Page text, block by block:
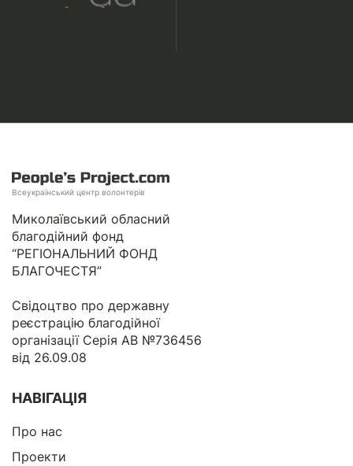
Всеукраїнський центр волонтерів
Миколаївський обласний
благодійний фонд
“РЕГІОНАЛЬНИЙ ФОНД
БЛАГОЧЕСТЯ”
Свідоцтво про державну
реєстрацію благодійної
організації Серія АВ №736456
від 26.09.08
НАВІГАЦІЯ
Про нас
Проекти